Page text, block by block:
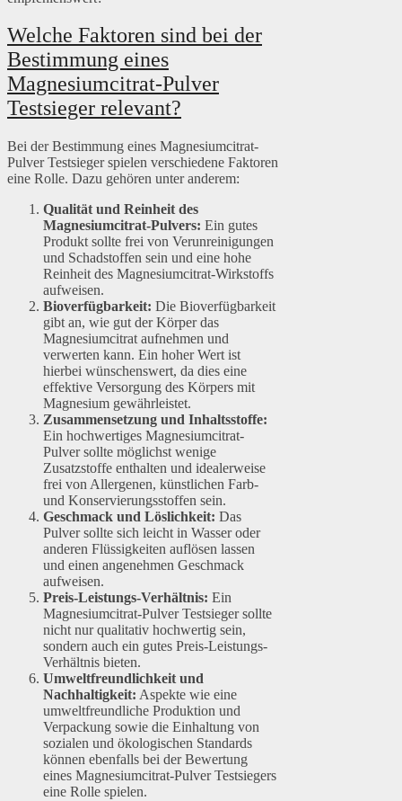
Welche Faktoren sind bei der
Bestimmung eines
Magnesiumcitrat-Pulver
Testsieger relevant?
Bei der Bestimmung eines Magnesiumcitrat-
Pulver Testsieger spielen verschiedene Faktoren
eine Rolle. Dazu gehören unter anderem:
Qualität und Reinheit des
Magnesiumcitrat-Pulvers: Ein gutes
Produkt sollte frei von Verunreinigungen
und Schadstoffen sein und eine hohe
Reinheit des Magnesiumcitrat-Wirkstoffs
aufweisen.
Bioverfügbarkeit: Die Bioverfügbarkeit
gibt an, wie gut der Körper das
Magnesiumcitrat aufnehmen und
verwerten kann. Ein hoher Wert ist
hierbei wünschenswert, da dies eine
effektive Versorgung des Körpers mit
Magnesium gewährleistet.
Zusammensetzung und Inhaltsstoffe:
Ein hochwertiges Magnesiumcitrat-
Pulver sollte möglichst wenige
Zusatzstoffe enthalten und idealerweise
frei von Allergenen, künstlichen Farb-
und Konservierungsstoffen sein.
Geschmack und Löslichkeit: Das
Pulver sollte sich leicht in Wasser oder
anderen Flüssigkeiten auflösen lassen
und einen angenehmen Geschmack
aufweisen.
Preis-Leistungs-Verhältnis: Ein
Magnesiumcitrat-Pulver Testsieger sollte
nicht nur qualitativ hochwertig sein,
sondern auch ein gutes Preis-Leistungs-
Verhältnis bieten.
Umweltfreundlichkeit und
Nachhaltigkeit: Aspekte wie eine
umweltfreundliche Produktion und
Verpackung sowie die Einhaltung von
sozialen und ökologischen Standards
können ebenfalls bei der Bewertung
eines Magnesiumcitrat-Pulver Testsiegers
eine Rolle spielen.